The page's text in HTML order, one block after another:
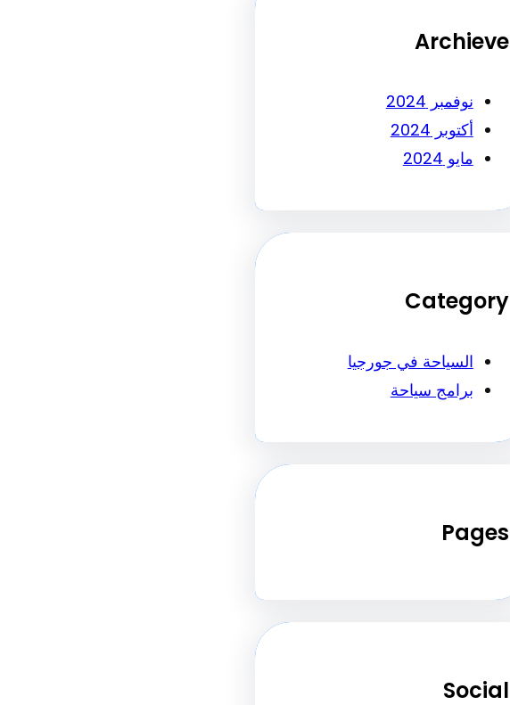
Archieve
نوفمبر 2024
أكتوبر 2024
مايو 2024
Category
السياحة في جورجيا
برامج سياحة
Pages
Social